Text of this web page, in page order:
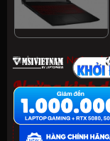
Tình trạng: Ngừng
Ngừng kinh
ƯU ĐÃI